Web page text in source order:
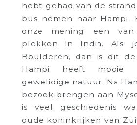
hebt gehad van de
bus nemen naar Hampi.
onze mening een
plekken in India. Als
Boulderen, dan is dit
Hampi heeft mooie
gewelidige natuur. Na
bezoek brengen aan
is veel geschiedenis
oude koninkrijken van